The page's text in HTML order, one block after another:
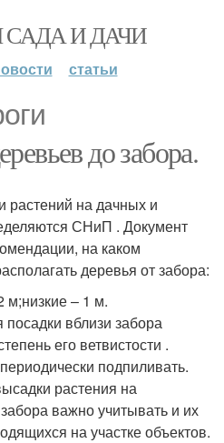
И ДАЧИ
статьи
до забора.
на дачных и
СНиП . Документ
на каком
деревья от забора:
м;низкие – 1 м.
вблизи забора
его ветвистости .
подпиливать.
растения на
важно учитывать и их
на участке объектов.